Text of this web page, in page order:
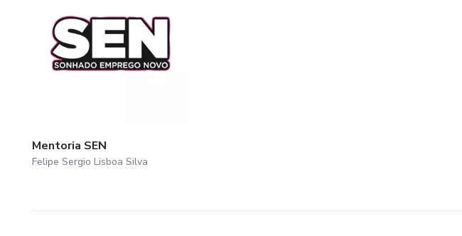
Mentoria SEN
Felipe Sergio Lisboa Silva